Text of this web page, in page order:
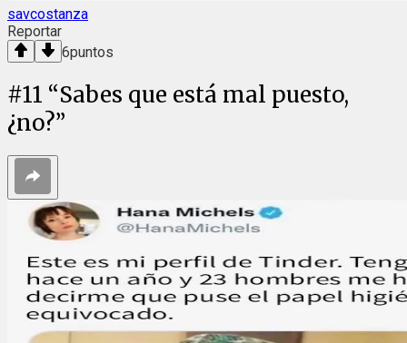
savcostanza
Reportar
6puntos
#11 “Sabes que está mal puesto,
¿no?”